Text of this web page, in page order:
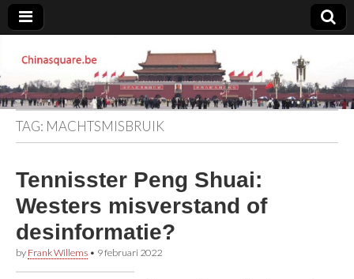
Chinasquare.be
TAG: MACHTSMISBRUIK
Tennisster Peng Shuai:
Westers misverstand of
desinformatie?
by Frank Willems • 9 februari 2022